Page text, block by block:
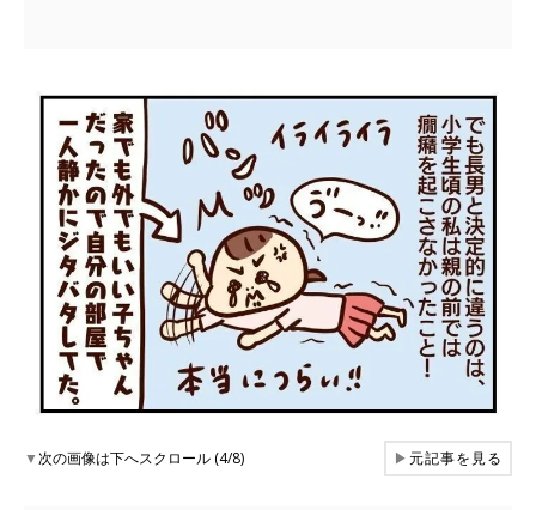
▼次の画像は下へスクロール (4/8) ▶元記事を見る